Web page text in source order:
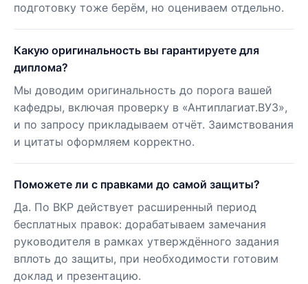
подготовку тоже берём, но оцениваем отдельно.
Какую оригинальность вы гарантируете для
диплома?
Мы доводим оригинальность до порога вашей
кафедры, включая проверку в «Антиплагиат.ВУЗ»,
и по запросу прикладываем отчёт. Заимствования
и цитаты оформляем корректно.
Поможете ли с правками до самой защиты?
Да. По ВКР действует расширенный период
бесплатных правок: дорабатываем замечания
руководителя в рамках утверждённого задания
вплоть до защиты, при необходимости готовим
доклад и презентацию.